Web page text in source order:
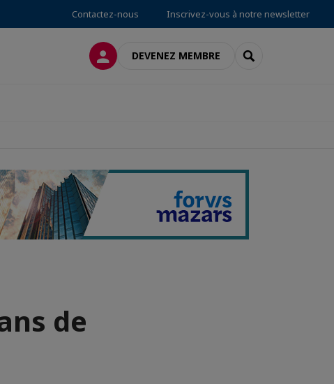
Contactez-nous Inscrivez-vous à notre newsletter
CONNEXIONDEVENEZ MEMBRE RECHERCHER
de